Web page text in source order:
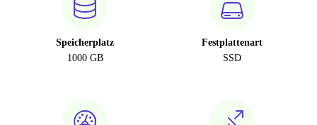
Speicherplatz
1000 GB
Festplattenart
SSD